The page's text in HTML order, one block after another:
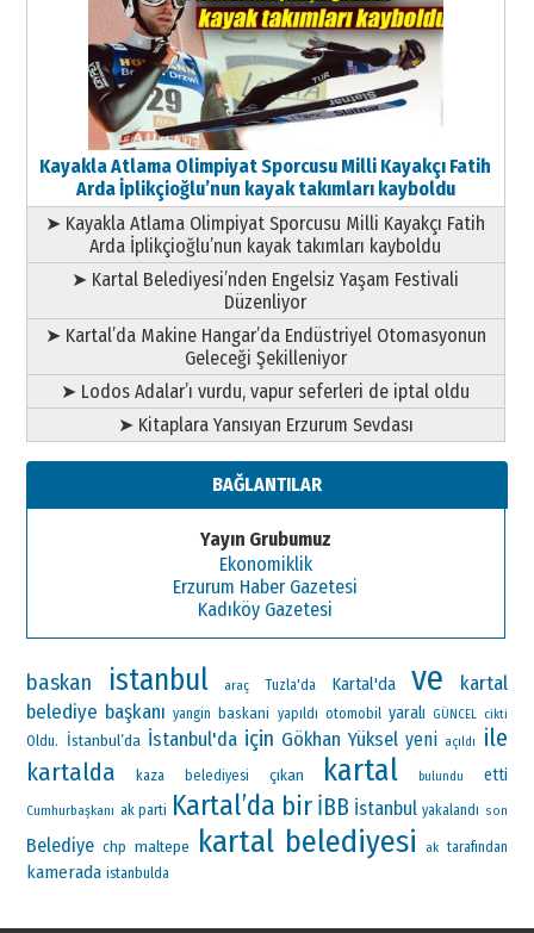
Kayakla Atlama Olimpiyat Sporcusu Milli Kayakçı Fatih
Arda İplikçioğlu’nun kayak takımları kayboldu
➤ Kayakla Atlama Olimpiyat Sporcusu Milli Kayakçı Fatih
Arda İplikçioğlu’nun kayak takımları kayboldu
➤ Kartal Belediyesi’nden Engelsiz Yaşam Festivali
Düzenliyor
➤ Kartal’da Makine Hangar’da Endüstriyel Otomasyonun
Geleceği Şekilleniyor
➤ Lodos Adalar’ı vurdu, vapur seferleri de iptal oldu
➤ Kitaplara Yansıyan Erzurum Sevdası
BAĞLANTILAR
Yayın Grubumuz
Ekonomiklik
Erzurum Haber Gazetesi
Kadıköy Gazetesi
baskan istanbul araç Tuzla'da Kartal'da ve
kartal
belediye başkanı yangin baskani yapıldı otomobil yaralı GÜNCEL cikti
Oldu. İstanbul’da İstanbul'da için Gökhan Yüksel yeni açıldı
ile
kartalda
kaza belediyesi çıkan kartal bulundu etti
Cumhurbaşkanı ak parti Kartal’da bir İBB İstanbul yakalandı son
Belediye chp maltepe kartal belediyesi ak tarafından
kamerada istanbulda